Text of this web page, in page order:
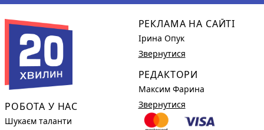
РОБОТА У НАС
Шукаєм таланти
РЕКЛАМА НА САЙТІ
Ірина Опук
Звернутися
РЕДАКТОРИ
Максим Фарина
Звернутися